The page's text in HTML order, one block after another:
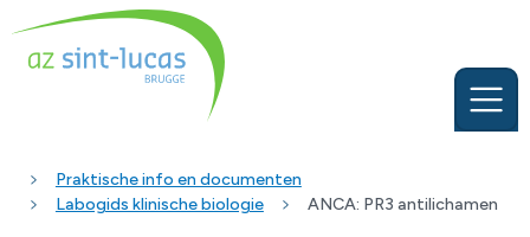
Praktische info en documenten
Labogids klinische biologie
ANCA: PR3 antilichamen